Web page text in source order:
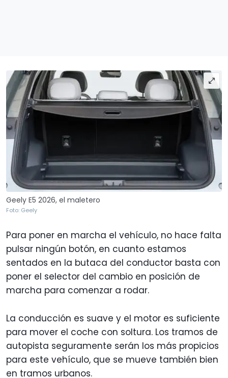
Geely E5 2026, el maletero
Foto: Geely
Para poner en marcha el vehículo, no hace falta
pulsar ningún botón, en cuanto estamos
sentados en la butaca del conductor basta con
poner el selector del cambio en posición de
marcha para comenzar a rodar.
La conducción es suave y el motor es suficiente
para mover el coche con soltura. Los tramos de
autopista seguramente serán los más propicios
para este vehículo, que se mueve también bien
en tramos urbanos.